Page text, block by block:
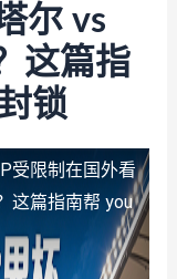
尔 vs
这篇指
锁
受限制 在国外看
这篇指南帮 you